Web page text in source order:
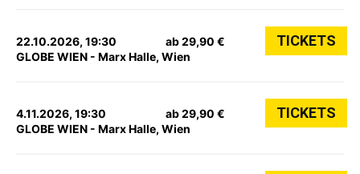
22.10.2026, 19:30
GLOBE WIEN - Marx Halle, Wien
ab 29,90 € TICKETS
4.11.2026, 19:30
GLOBE WIEN - Marx Halle, Wien
ab 29,90 € TICKETS